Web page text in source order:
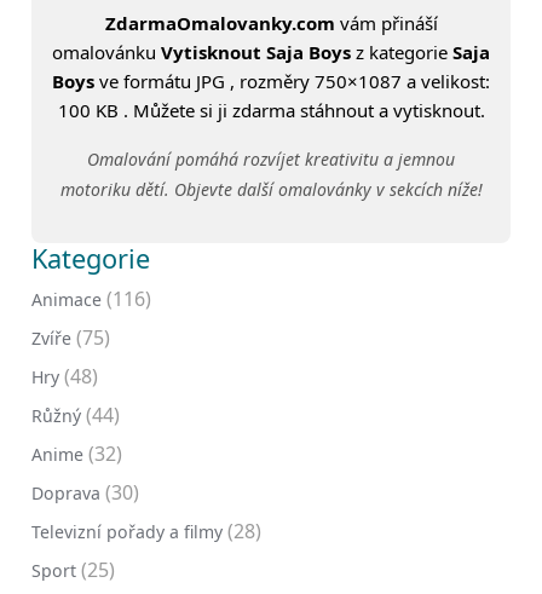
ZdarmaOmalovanky.com vám přináší
omalovánku Vytisknout Saja Boys z kategorie Saja
Boys ve formátu JPG , rozměry 750×1087 a velikost:
100 KB . Můžete si ji zdarma stáhnout a vytisknout.
Omalování pomáhá rozvíjet kreativitu a jemnou
motoriku dětí. Objevte další omalovánky v sekcích níže!
Kategorie
Animace (116)
Zvíře (75)
Hry (48)
Růžný (44)
Anime (32)
Doprava (30)
Televizní pořady a filmy (28)
Sport (25)